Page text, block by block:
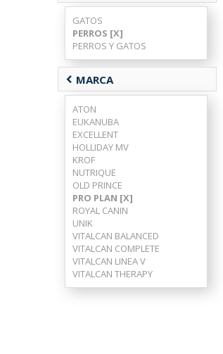
GATOS
PERROS [X]
PERROS Y GATOS
chevron_left MARCA
ATON
EUKANUBA
EXCELLENT
HOLLIDAY MV
KROF
NUTRIQUE
OLD PRINCE
PRO PLAN [X]
ROYAL CANIN
UNIK
VITALCAN BALANCED
VITALCAN COMPLETE
VITALCAN LINEA V
VITALCAN THERAPY